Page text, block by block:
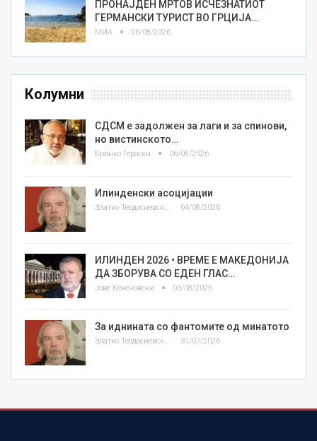
ПРОНАЈДЕН МРТОВ ИСЧЕЗНАТИОТ
ГЕРМАНСКИ ТУРИСТ ВО ГРЦИЈА…
МИА 06/08/2026
Колумни
СДСМ е задолжен за лаги и за спинови,
но вистинското…
Бранко Героски 06/08/2026
Илинденски асоцијации
Златко Теодосиевски 04/08/2026
ИЛИНДЕН 2026 • ВРЕМЕ Е МАКЕДОНИЈА
ДА ЗБОРУВА СО ЕДЕН ГЛАС…
Јове Кекеновски 03/08/2026
За иднината со фантомите од минатото
Златко Теодосиевски 31/07/2026